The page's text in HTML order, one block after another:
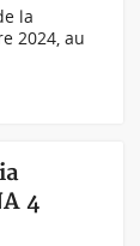
la
2024, au
4